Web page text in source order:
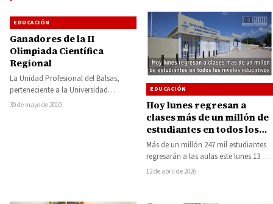
EDUCACIÓN
Ganadores de la II
Olimpiada Científica
Regional
La Unidad Profesional del Balsas,
perteneciente a la Universidad
Michoacana de San Nicolás de
30 de mayo de 2010
EDUCACIÓN
Hoy lunes regresan a
clases más de un millón de
estudiantes en todos los
niveles educativos
Más de un millón 247 mil estudiantes
regresarán a las aulas este lunes 13 de
abril en Michoacán,…
12 de abril de 2026